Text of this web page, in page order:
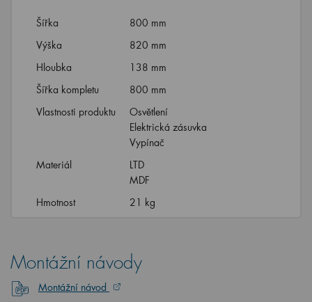
Šířka
800 mm
Výška
820 mm
Hloubka
138 mm
Šířka kompletu
800 mm
Vlastnosti produktu
Osvětlení
Elektrická zásuvka
Vypínač
Materiál
LTD
MDF
Hmotnost
21 kg
Montážní návody
Montážní návod